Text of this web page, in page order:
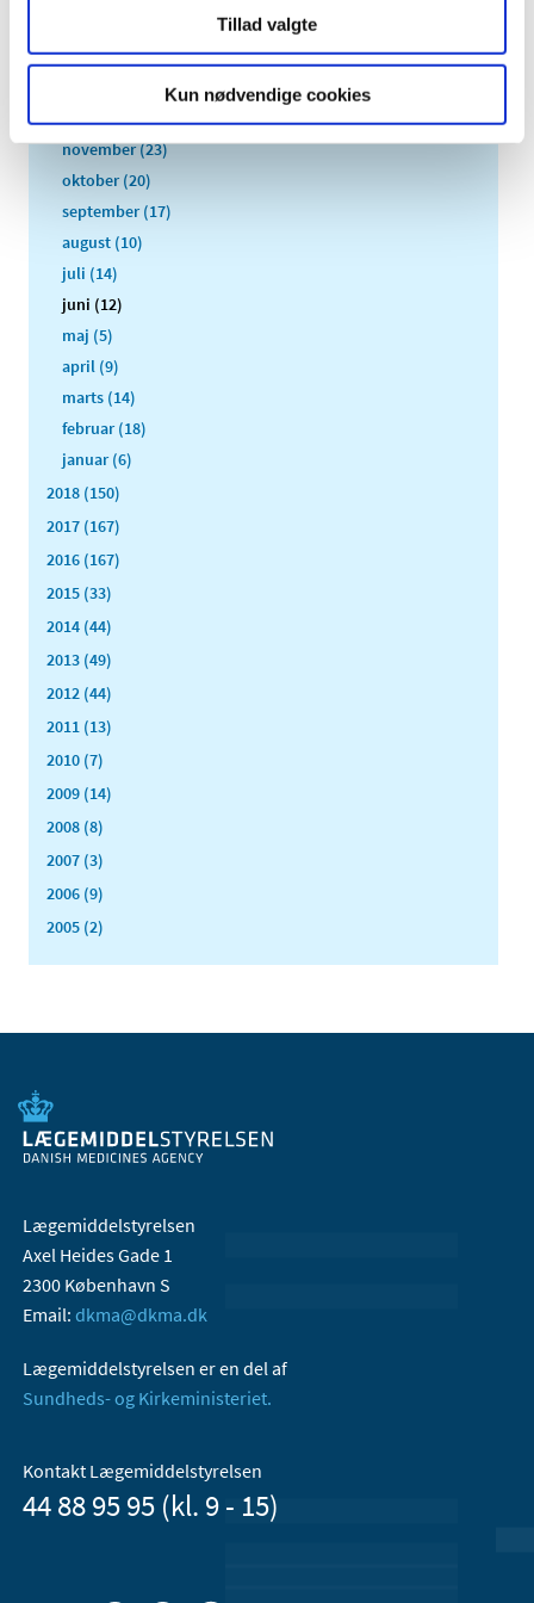
Tillad valgte
Kun nødvendige cookies
2020 (263)
december (11)
november (23)
oktober (20)
september (17)
august (10)
juli (14)
juni (12)
maj (5)
april (9)
marts (14)
februar (18)
januar (6)
2018 (150)
2017 (167)
2016 (167)
2015 (33)
2014 (44)
2013 (49)
2012 (44)
2011 (13)
2010 (7)
2009 (14)
2008 (8)
2007 (3)
2006 (9)
2005 (2)
Lægemiddelstyrelsen
Axel Heides Gade 1
2300 København S
Email: dkma@dkma.dk
Lægemiddelstyrelsen er en del af
Sundheds- og Kirkeministeriet.
Kontakt Lægemiddelstyrelsen
44 88 95 95 (kl. 9 - 15)